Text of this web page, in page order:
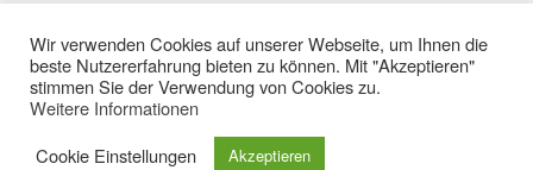
office@corenberg.com Copyright © 2009-2025
CORENBERG e.U. All rights reserved.
Wir verwenden Cookies auf unserer Webseite, um Ihnen die
beste Nutzererfahrung bieten zu können. Mit "Akzeptieren"
stimmen Sie der Verwendung von Cookies zu.
Weitere Informationen
Cookie Einstellungen
Akzeptieren